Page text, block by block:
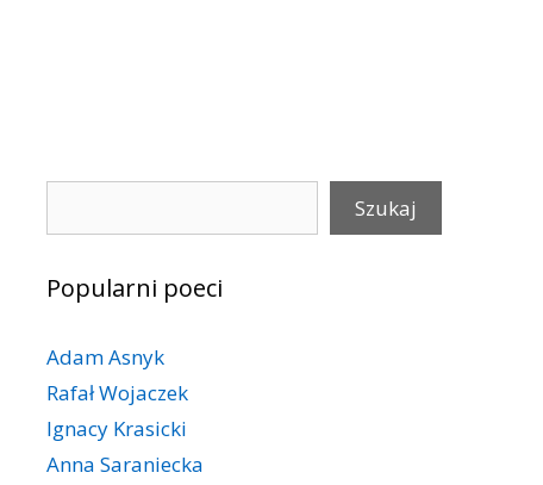
Szukaj
Popularni poeci
Adam Asnyk
Rafał Wojaczek
Ignacy Krasicki
Anna Saraniecka